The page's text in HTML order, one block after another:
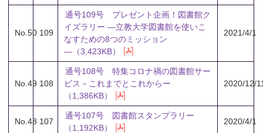
No.50 109
通号109号 プレゼント企画！図書館ク
イズラリー ―立教大学図書館を使いこ
なすための8つのミッション
―（3,423KB）
2021/4/1
No.49 108
通号108号 特集コロナ禍の図書館サー
ビス－これまでとこれからー
（1,386KB）
2020/12/
No.48 107
通号107号 図書館スタンプラリー
（1,192KB）
2020/4/1